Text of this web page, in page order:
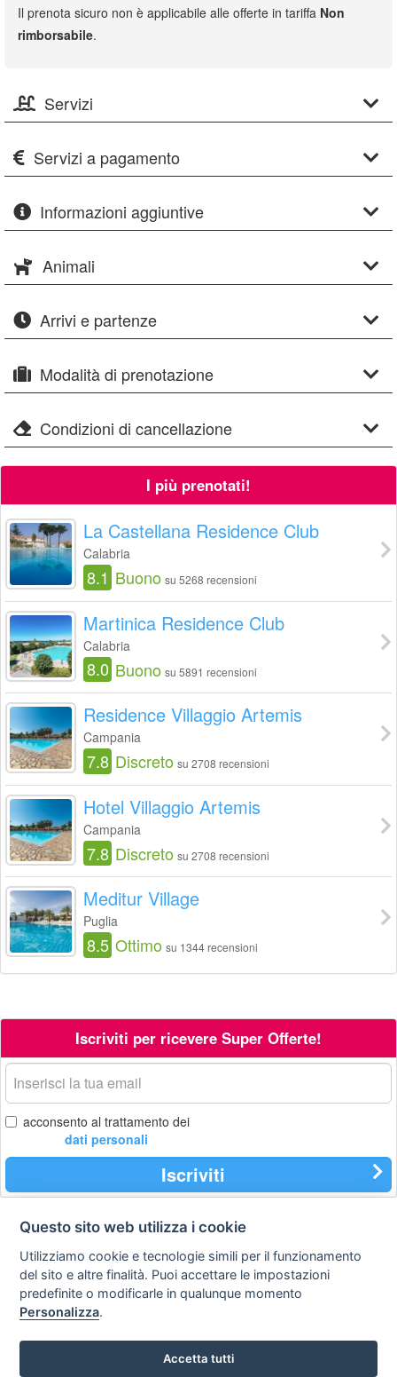
Il prenota sicuro non è applicabile alle offerte in tariffa Non
rimborsabile.
Servizi
Servizi a pagamento
Informazioni aggiuntive
Animali
Arrivi e partenze
Modalità di prenotazione
Condizioni di cancellazione
I più prenotati!
La Castellana Residence Club
Calabria
8.1 Buono su 5268 recensioni
Martinica Residence Club
Calabria
8.0 Buono su 5891 recensioni
Residence Villaggio Artemis
Campania
7.8 Discreto su 2708 recensioni
Hotel Villaggio Artemis
Campania
7.8 Discreto su 2708 recensioni
Meditur Village
Puglia
8.5 Ottimo su 1344 recensioni
Iscriviti per ricevere Super Offerte!
La
tua
email
acconsento al trattamento dei
dati personali
Iscriviti
Contatti
Privacy
policy
legale
Preferenze cookie
STA Sunny Travel Agency
Questo sito web utilizza i cookie
Utilizziamo cookie e tecnologie simili per il funzionamento
del sito e altre finalità. Puoi accettare le impostazioni
predefinite o modificarle in qualunque momento
Personalizza.
Accetta tutti